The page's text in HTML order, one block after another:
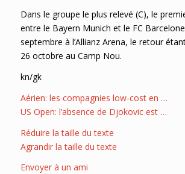
Dans le groupe le plus relevé (C), le
entre le Bayern Munich et le FC
septembre à l’Allianz Arena, le retour
26 octobre au Camp Nou.
kn/gk
Aérien: les compagnies low-cost en …
US Open: l’absence de Djokovic est …
Réduire la taille du texte
Agrandir la taille du texte
Envoyer à un ami